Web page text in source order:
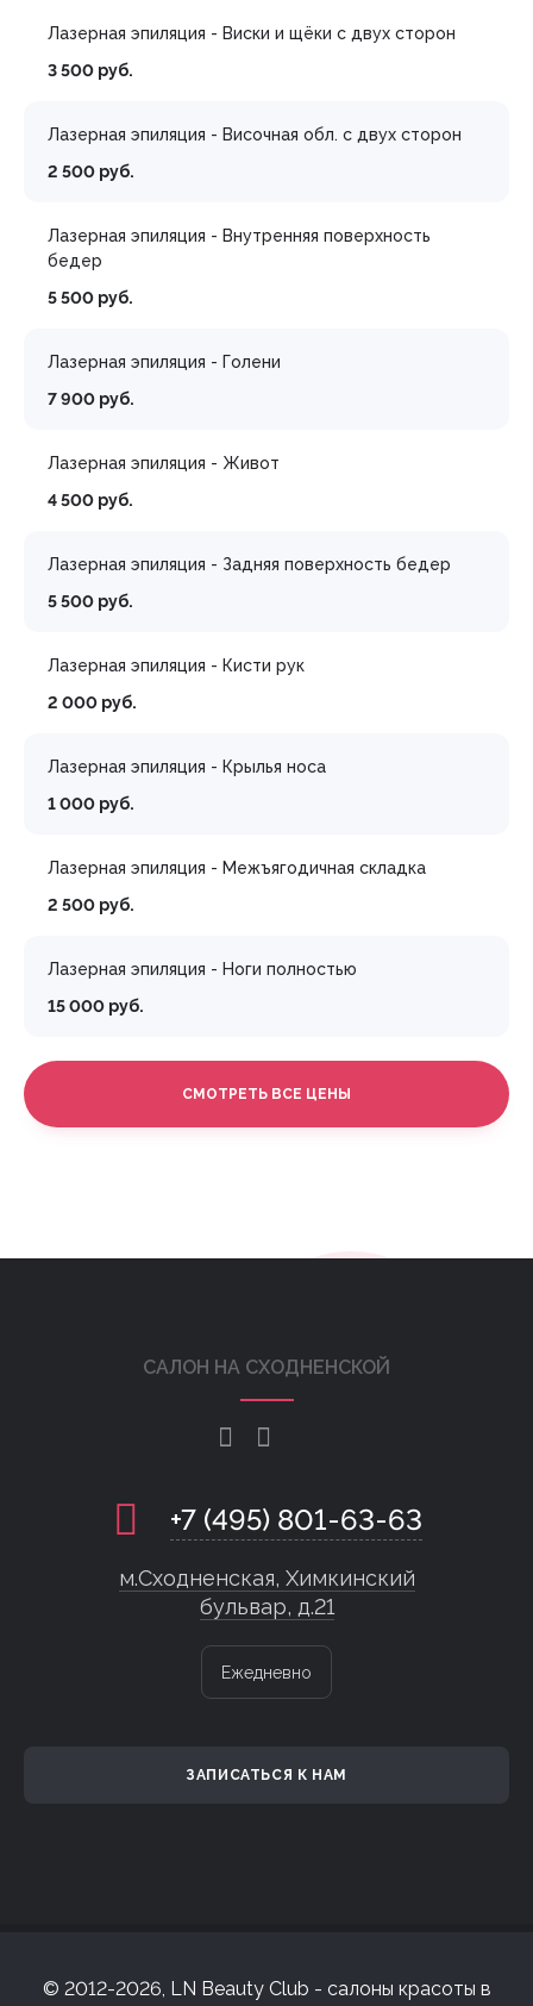
Лазерная эпиляция - Виски и щёки с двух сторон
3 500 руб.
Лазерная эпиляция - Височная обл. с двух сторон
2 500 руб.
Лазерная эпиляция - Внутренняя поверхность
бедер
5 500 руб.
Лазерная эпиляция - Голени
7 900 руб.
Лазерная эпиляция - Живот
4 500 руб.
Лазерная эпиляция - Задняя поверхность бедер
5 500 руб.
Лазерная эпиляция - Кисти рук
2 000 руб.
Лазерная эпиляция - Крылья носа
1 000 руб.
Лазерная эпиляция - Межъягодичная складка
2 500 руб.
Лазерная эпиляция - Ноги полностью
15 000 руб.
СМОТРЕТЬ ВСЕ ЦЕНЫ
САЛОН НА СХОДНЕНСКОЙ
+7 (495) 801-63-63
м.Сходненская, Химкинский
бульвар, д.21
Ежедневно
ЗАПИСАТЬСЯ К НАМ
© 2012-2026, LN Beauty Club - салоны красоты в